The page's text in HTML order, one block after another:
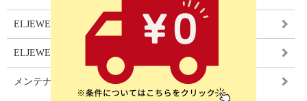
ELJEWEL LIGHITNG
ELJEWEL カーテン
メンテナンス